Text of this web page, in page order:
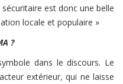
sécuritaire est donc une belle
locale et populaire »
?
dans le discours. Le
extérieur, qui ne laisse